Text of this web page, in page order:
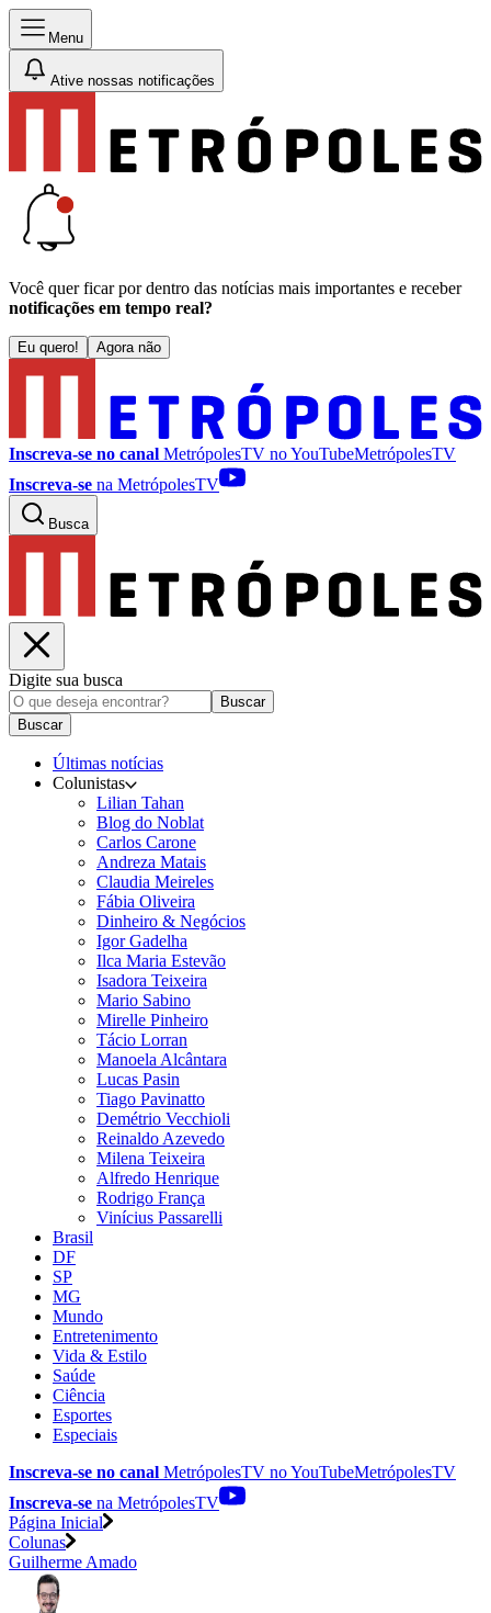
Menu
Ative nossas notificações
Você quer ficar por dentro das notícias mais importantes e receber
notificações em tempo real?
Eu quero! Agora não
Inscreva-se no canal MetrópolesTV noYouTubeMetrópolesTV
Inscreva-se na MetrópolesTV
Busca
Digite sua busca
Buscar
Buscar
Últimas notícias
Colunistas
Lilian Tahan
Blog do Noblat
Carlos Carone
Andreza Matais
Claudia Meireles
Fábia Oliveira
Dinheiro & Negócios
Igor Gadelha
Ilca Maria Estevão
Isadora Teixeira
Mario Sabino
Mirelle Pinheiro
Tácio Lorran
Manoela Alcântara
Lucas Pasin
Tiago Pavinatto
Demétrio Vecchioli
Reinaldo Azevedo
Milena Teixeira
Alfredo Henrique
Rodrigo França
Vinícius Passarelli
Brasil
DF
SP
MG
Mundo
Entretenimento
Vida & Estilo
Saúde
Ciência
Esportes
Especiais
Inscreva-se no canal MetrópolesTV noYouTubeMetrópolesTV
Inscreva-se na MetrópolesTV
Página Inicial
Colunas
Guilherme Amado